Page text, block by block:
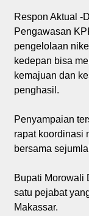
Respon Aktual -
Pengawasan
pengelolaan
kedepan bisa
kemajuan dan
penghasil.
Penyampaian
rapat koordinasi
bersama
Bupati Morowali
satu pejabat
Makassar.